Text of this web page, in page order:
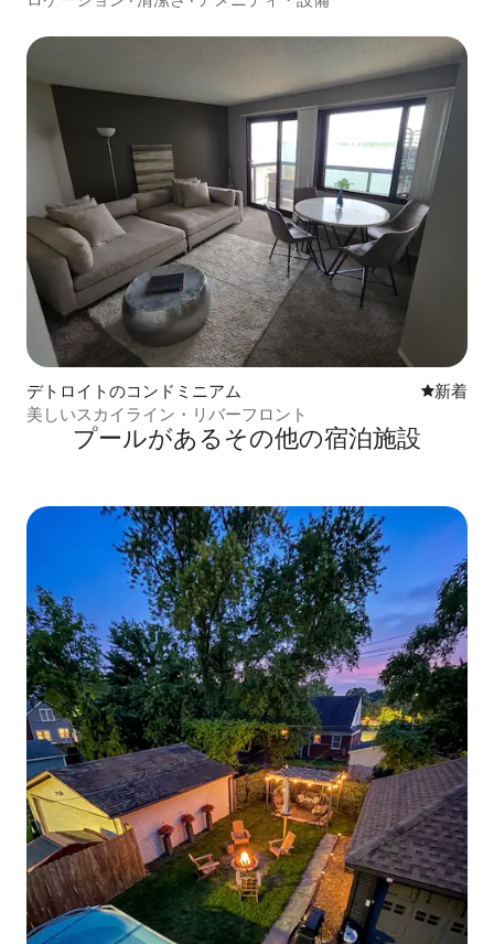
デトロイトのコンドミニアム 新しい宿
新着
美しいスカイライン・リバーフロント
プールがあるその他の宿泊施設